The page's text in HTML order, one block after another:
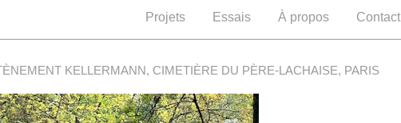
Projets Essais À propos Contact
KELLERMANN, CIMETIÈRE DU PÈRE-LACHAISE, PARIS